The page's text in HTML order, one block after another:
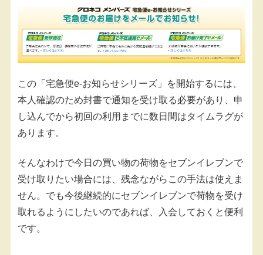
この「宅急便e-お知らせシリーズ」を開始するには、
本人確認のため封書で通知を受け取る必要があり、申
し込んでから初回の利用までに数日間はタイムラグが
あります。
そんなわけで今日の買い物の荷物をセブンイレブンで
受け取りたい場合には、残念ながらこの手法は使えま
せん。でも今後継続的にセブンイレブンで荷物を受け
取れるようにしたいのであれば、入会しておくと便利
です。